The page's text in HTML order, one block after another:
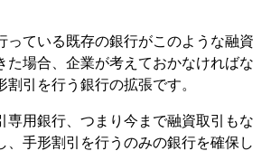
っている既存の銀行がこのような融資
た場合、企業が考えておかなければな
割引を行う銀行の拡張です。
専用銀行、つまり今まで融資取引もな
、手形割引を行うのみの銀行を確保し